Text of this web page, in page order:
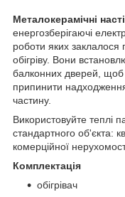
Металокерамічні
енергозберігаючі
роботи яких
обігріву. Вони
балконних дверей, щоб
припинити
частину.
Використовуйте теплі
стандартного об'єкта:
комерційної
Комплектація
обігрівач